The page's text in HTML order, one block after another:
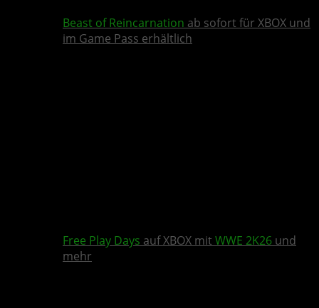
Beast of Reincarnation ab sofort für XBOX und
im Game Pass erhältlich
Free Play Days auf XBOX mit WWE 2K26 und
mehr